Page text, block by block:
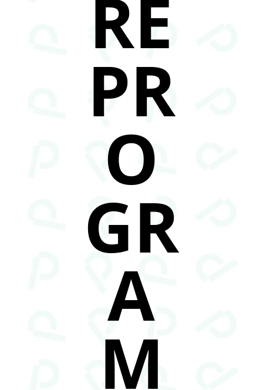
RE
PR
O
GR
A
M